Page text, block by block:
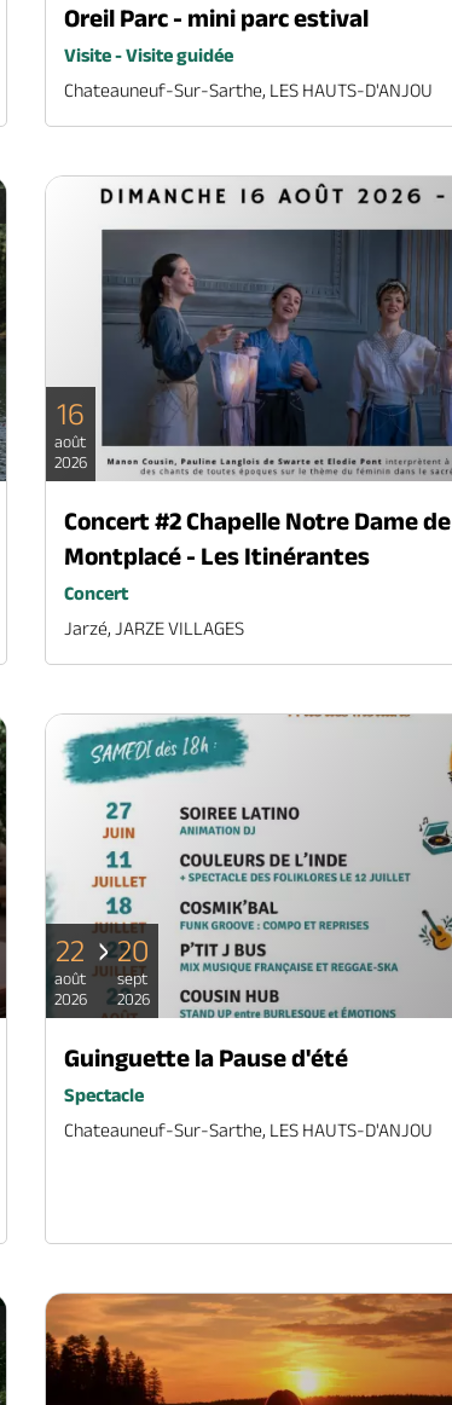
Oreil Parc - mini parc estival
Visite - Visite guidée
Chateauneuf-Sur-Sarthe, LES HAUTS-D'ANJOU
16
août
2026
Concert #2 Chapelle Notre Dame de
Montplacé - Les Itinérantes
Concert
Jarzé, JARZE VILLAGES
22
août
2026
20
sept
2026
Guinguette la Pause d'été
Spectacle
Chateauneuf-Sur-Sarthe, LES HAUTS-D'ANJOU